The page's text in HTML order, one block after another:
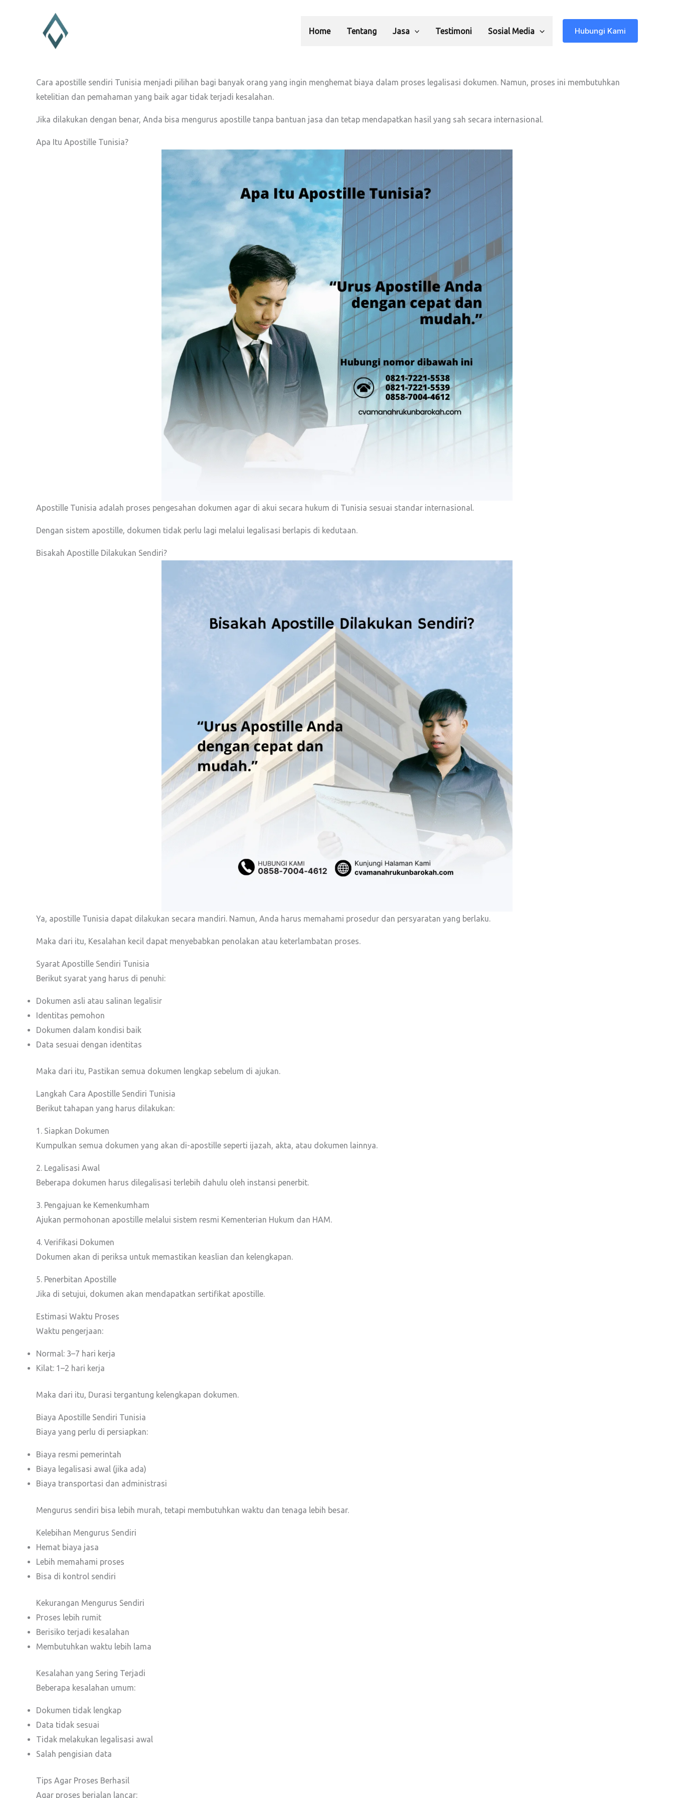
Home Tentang Jasa Testimoni Sosial Media Hubungi Kami
Cara apostille sendiri Tunisia menjadi pilihan bagi banyak orang yang ingin menghemat biaya dalam proses legalisasi dokumen. Namun, proses ini membutuhkan
ketelitian dan pemahaman yang baik agar tidak terjadi kesalahan.
Jika dilakukan dengan benar, Anda bisa mengurus apostille tanpa bantuan jasa dan tetap mendapatkan hasil yang sah secara internasional.
Apa Itu Apostille Tunisia?
Apostille Tunisia adalah proses pengesahan dokumen agar di akui secara hukum di Tunisia sesuai standar internasional.
Dengan sistem apostille, dokumen tidak perlu lagi melalui legalisasi berlapis di kedutaan.
Bisakah Apostille Dilakukan Sendiri?
Ya, apostille Tunisia dapat dilakukan secara mandiri. Namun, Anda harus memahami prosedur dan persyaratan yang berlaku.
Maka dari itu, Kesalahan kecil dapat menyebabkan penolakan atau keterlambatan proses.
Syarat Apostille Sendiri Tunisia
Berikut syarat yang harus di penuhi:
Dokumen asli atau salinan legalisir
Identitas pemohon
Dokumen dalam kondisi baik
Data sesuai dengan identitas
Maka dari itu, Pastikan semua dokumen lengkap sebelum di ajukan.
Langkah Cara Apostille Sendiri Tunisia
Berikut tahapan yang harus dilakukan:
1. Siapkan Dokumen
Kumpulkan semua dokumen yang akan di-apostille seperti ijazah, akta, atau dokumen lainnya.
2. Legalisasi Awal
Beberapa dokumen harus dilegalisasi terlebih dahulu oleh instansi penerbit.
3. Pengajuan ke Kemenkumham
Ajukan permohonan apostille melalui sistem resmi Kementerian Hukum dan HAM.
4. Verifikasi Dokumen
Dokumen akan di periksa untuk memastikan keaslian dan kelengkapan.
5. Penerbitan Apostille
Jika di setujui, dokumen akan mendapatkan sertifikat apostille.
Estimasi Waktu Proses
Waktu pengerjaan:
Normal: 3–7 hari kerja
Kilat: 1–2 hari kerja
Maka dari itu, Durasi tergantung kelengkapan dokumen.
Biaya Apostille Sendiri Tunisia
Biaya yang perlu di persiapkan:
Biaya resmi pemerintah
Biaya legalisasi awal (jika ada)
Biaya transportasi dan administrasi
Mengurus sendiri bisa lebih murah, tetapi membutuhkan waktu dan tenaga lebih besar.
Kelebihan Mengurus Sendiri
Hemat biaya jasa
Lebih memahami proses
Bisa di kontrol sendiri
Kekurangan Mengurus Sendiri
Proses lebih rumit
Berisiko terjadi kesalahan
Membutuhkan waktu lebih lama
Kesalahan yang Sering Terjadi
Beberapa kesalahan umum:
Dokumen tidak lengkap
Data tidak sesuai
Tidak melakukan legalisasi awal
Salah pengisian data
Tips Agar Proses Berhasil
Agar proses berjalan lancar: